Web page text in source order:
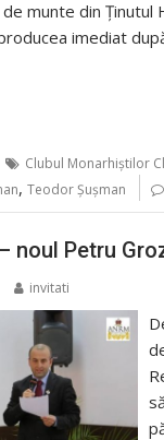
munte din Ţinutul
imediat
Clubul Monarhiștilor
,Teodor Șușman
noul Petru
invitati